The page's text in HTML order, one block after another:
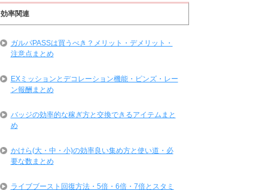
効率関連
ガルパPASSは買うべき？メリット・デメリット・
注意点まとめ
EXミッションとデコレーション機能・ピンズ・レー
ン報酬まとめ
バッジの効率的な稼ぎ方と交換できるアイテムまと
め
かけら(大・中・小)の効率良い集め方と使い道・必
要な数まとめ
ライブブースト回復方法・5倍・6倍・7倍とスタミ